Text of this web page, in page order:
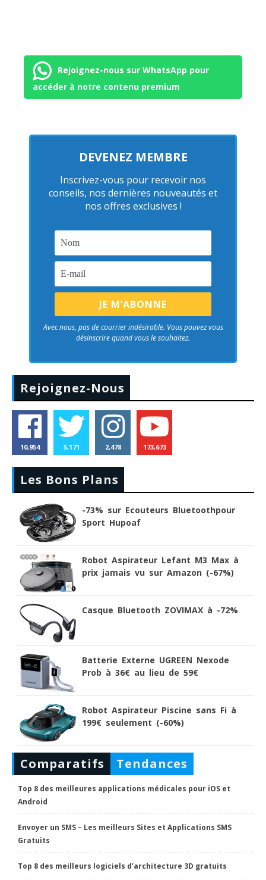
Rejoignez-nous sur WhatsApp pour
accéder à notre contenu premium
DEVENEZ MEMBRE
Inscrivez-vous pour recevoir nos
conseils, nos dernières nouveautés et
nos offres exclusives !
Avec nous, pas de courrier indésirable. Vous pouvez vous
désinscrire quand vous le souhaitez.
Rejoignez-Nous
10,954 5,171 2,478 173,673
Les Bons Plans
-73% sur Ecouteurs Bluetoothpour
Sport Hupoaf
Robot Aspirateur Lefant M3 Max à
prix jamais vu sur Amazon (-67%)
Casque Bluetooth ZOVIMAX à -72%
Batterie Externe UGREEN Nexode
Prob à 36€ au lieu de 59€
Robot Aspirateur Piscine sans Fi à
199€ seulement (-60%)
Comparatifs Tendances
Top 8 des meilleures applications médicales pour iOS et
Android
Envoyer un SMS – Les meilleurs Sites et Applications SMS
Gratuits
Top 8 des meilleurs logiciels d’architecture 3D gratuits